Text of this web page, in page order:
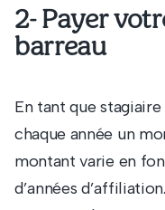
2- Payer
barreau
En tant que
chaque année un
montant varie en
d’années